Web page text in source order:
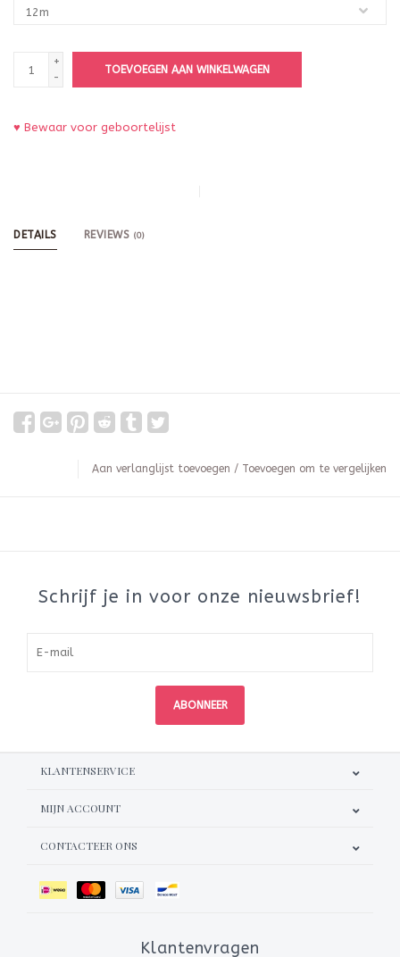
+
-
TOEVOEGEN AAN WINKELWAGEN
♥ Bewaar voor geboortelijst
DETAILS REVIEWS (0)
Aan verlanglijst toevoegen / Toevoegen om te vergelijken
Schrijf je in voor onze nieuwsbrief!
ABONNEER
KLANTENSERVICE
MIJN ACCOUNT
CONTACTEER ONS
Klantenvragen